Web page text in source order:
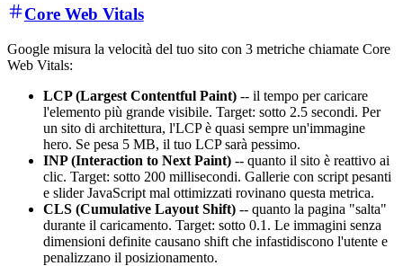
Core Web Vitals
Google misura la velocità del tuo sito con 3 metriche chiamate Core
Web Vitals:
LCP (Largest Contentful Paint) -- il tempo per caricare
l'elemento più grande visibile. Target: sotto 2.5 secondi. Per
un sito di architettura, l'LCP è quasi sempre un'immagine
hero. Se pesa 5 MB, il tuo LCP sarà pessimo.
INP (Interaction to Next Paint) -- quanto il sito è reattivo ai
clic. Target: sotto 200 millisecondi. Gallerie con script pesanti
e slider JavaScript mal ottimizzati rovinano questa metrica.
CLS (Cumulative Layout Shift) -- quanto la pagina "salta"
durante il caricamento. Target: sotto 0.1. Le immagini senza
dimensioni definite causano shift che infastidiscono l'utente e
penalizzano il posizionamento.